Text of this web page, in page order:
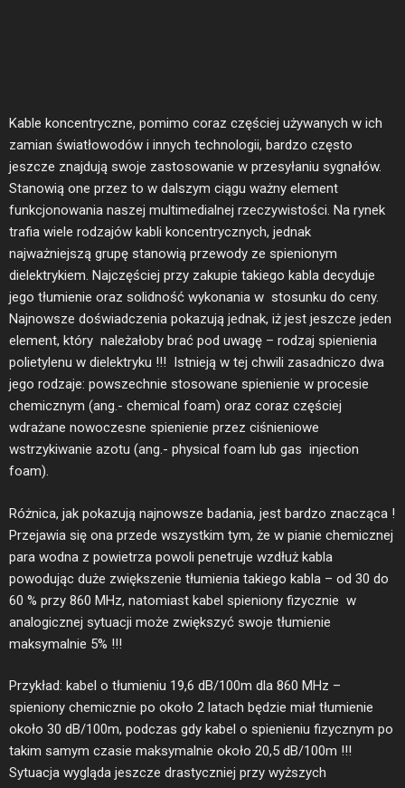
Kable koncentryczne, pomimo coraz częściej używanych w ich
zamian światłowodów i innych technologii, bardzo często
jeszcze znajdują swoje zastosowanie w przesyłaniu sygnałów.
Stanowią one przez to w dalszym ciągu ważny element
funkcjonowania naszej multimedialnej rzeczywistości. Na rynek
trafia wiele rodzajów kabli koncentrycznych, jednak
najważniejszą grupę stanowią przewody ze spienionym
dielektrykiem. Najczęściej przy zakupie takiego kabla decyduje
jego tłumienie oraz solidność wykonania w stosunku do ceny.
Najnowsze doświadczenia pokazują jednak, iż jest jeszcze jeden
element, który należałoby brać pod uwagę – rodzaj spienienia
polietylenu w dielektryku !!! Istnieją w tej chwili zasadniczo dwa
jego rodzaje: powszechnie stosowane spienienie w procesie
chemicznym (ang.- chemical foam) oraz coraz częściej
wdrażane nowoczesne spienienie przez ciśnieniowe
wstrzykiwanie azotu (ang.- physical foam lub gas injection
foam).
Różnica, jak pokazują najnowsze badania, jest bardzo znacząca !
Przejawia się ona przede wszystkim tym, że w pianie chemicznej
para wodna z powietrza powoli penetruje wzdłuż kabla
powodując duże zwiększenie tłumienia takiego kabla – od 30 do
60 % przy 860 MHz, natomiast kabel spieniony fizycznie w
analogicznej sytuacji może zwiększyć swoje tłumienie
maksymalnie 5% !!!
Przykład: kabel o tłumieniu 19,6 dB/100m dla 860 MHz –
spieniony chemicznie po około 2 latach będzie miał tłumienie
około 30 dB/100m, podczas gdy kabel o spienieniu fizycznym po
takim samym czasie maksymalnie około 20,5 dB/100m !!!
Sytuacja wygląda jeszcze drastyczniej przy wyższych